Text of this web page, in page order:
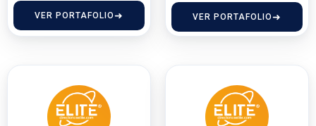
VER PORTAFOLIO VER PORTAFOLIO